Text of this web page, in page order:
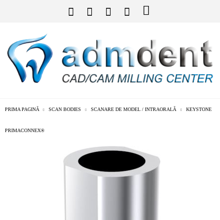
PRIMA PAGINĂ SCAN BODIES SCANARE DE MODEL / INTRAORALĂ KEYSTONE
PRIMACONNEX®